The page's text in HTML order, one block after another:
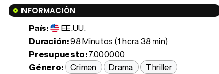
INFORMACIÓN
País:
EE.UU.
Duración:98 Minutos (1 hora 38 min)
Presupuesto:7.000.000
Género: Crimen Drama
Thriller